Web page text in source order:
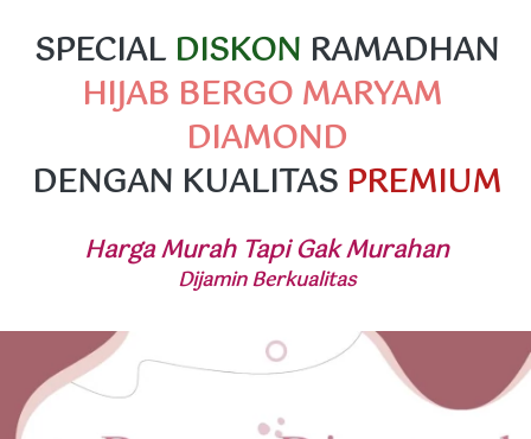
SPECIAL DISKON RAMADHAN
HIJAB BERGO MARYAM
DIAMOND
DENGAN KUALITAS PREMIUM
Harga Murah Tapi Gak Murahan
Dijamin Berkualitas